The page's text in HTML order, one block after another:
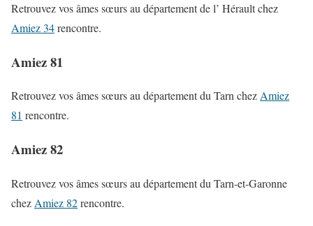
Retrouvez vos âmes sœurs au département de l’ Hérault chez
Amiez 34rencontre.
Amiez 81
Retrouvez vos âmes sœurs au département du Tarn chezAmiez
81 rencontre.
Amiez 82
Retrouvez vos âmes sœurs au département du Tarn-et-Garonne
chez Amiez 82rencontre.